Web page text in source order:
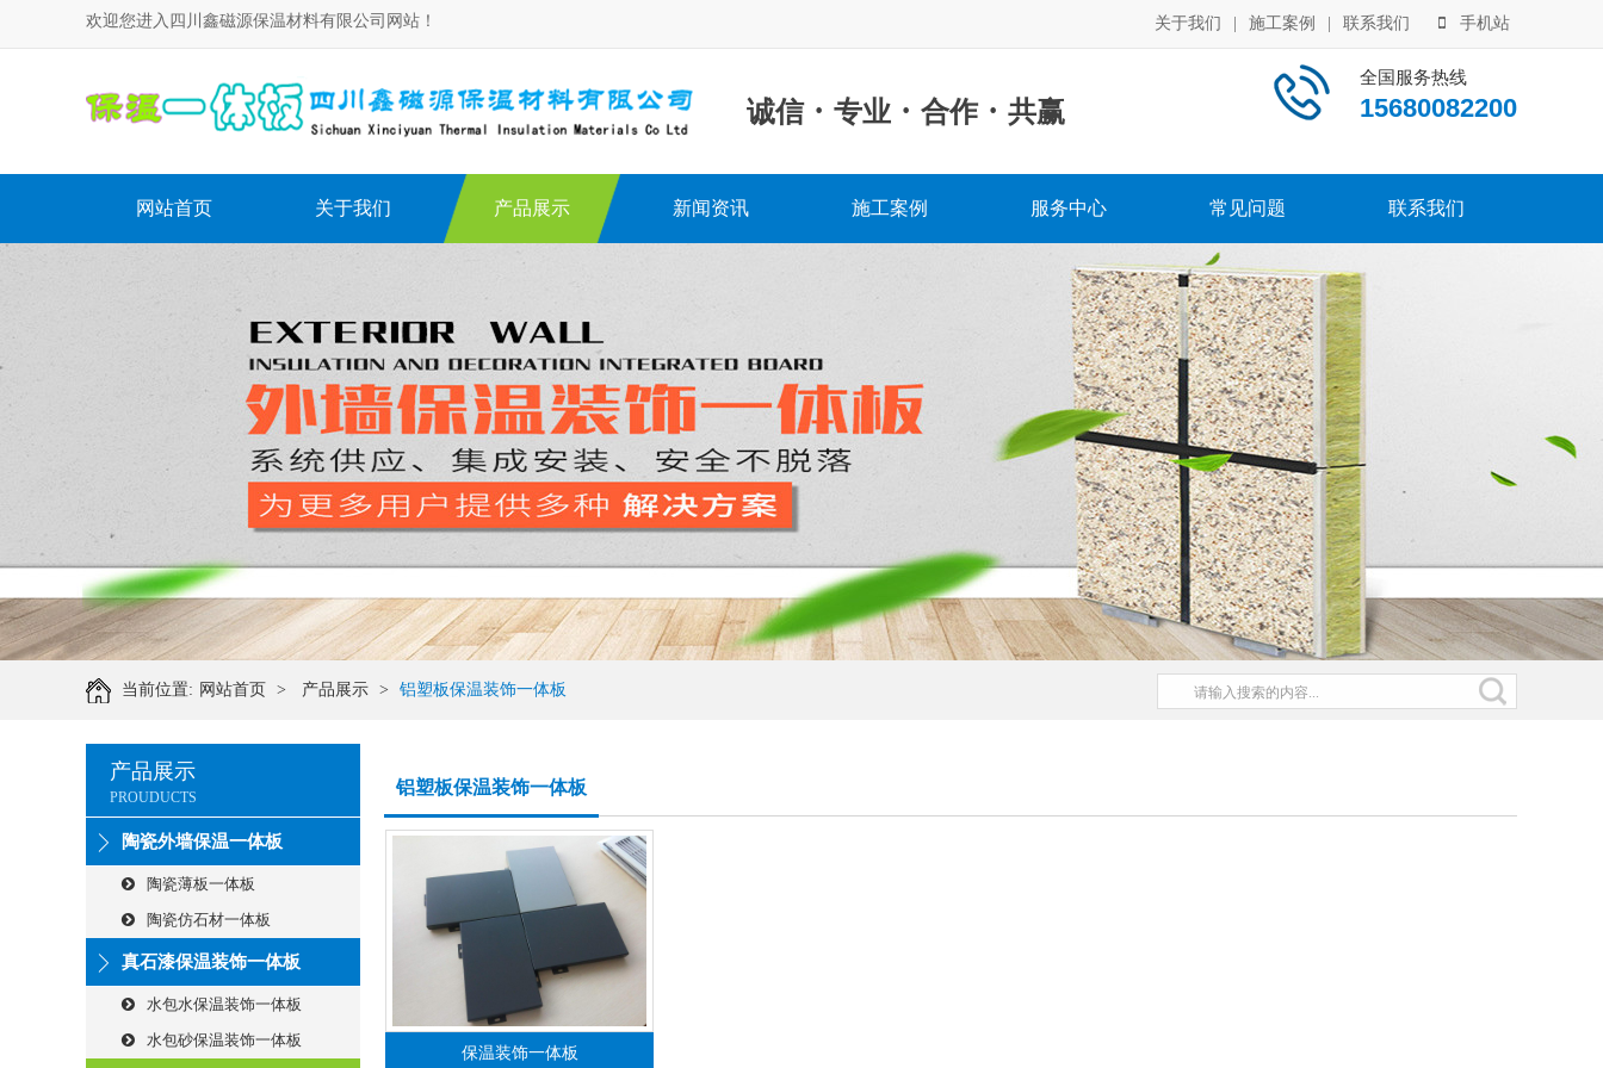
欢迎您进入四川鑫磁源保温材料有限公司网站！ 关于我们 施工案例 联系我们 手机站
诚信 · 专业 · 合作 · 共赢
全国服务热线
15680082200
网站首页 关于我们 产品展示 新闻资讯 施工案例 服务中心 常见问题 联系我们
当前位置: 网站首页 > 产品展示 > 铝塑板保温装饰一体板
产品展示
PROUDUCTS
陶瓷外墙保温一体板
陶瓷薄板一体板
陶瓷仿石材一体板
真石漆保温装饰一体板
水包水保温装饰一体板
水包砂保温装饰一体板
铝塑板保温装饰一体板
保温装饰一体板